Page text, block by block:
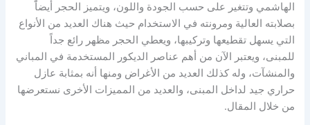
الهاشمي وتتغير على حسب الجودة واللون، ويتميز الحجر أيضاًَ
بصلابته العالية ومرونته في الاستخدام حيث هناك العديد من الأنواع
التي يسهل تقطيعها وتركيبها، ويعطي الحجر مظهر رائع جداً
للمبنى، ويعتبر الآن من أهم عناصر الديكور المستخدمة في المباني
والمنشآت، وله كذلك العديد من الأغراض ومنها أنه بمثابة عازل
حراري جيد لداخل المبنى، والعديد من المميزات الأخرى نستعرضها
من خلال المقال.